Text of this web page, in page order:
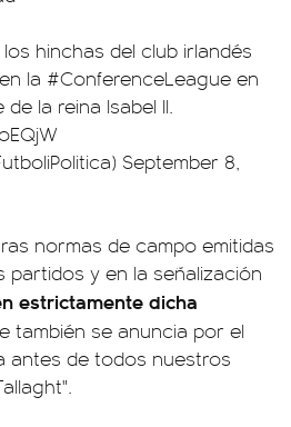
hinchas del club irlandés
la #ConferenceLeague en
la reina Isabel II.
September 8,
normas de campo emitidas
partidos y en la señalización
estrictamente dicha
también se anuncia por el
antes de todos nuestros